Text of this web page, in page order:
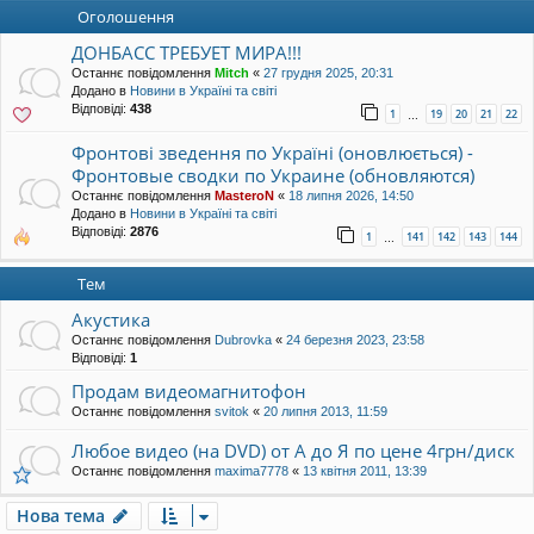
Оголошення
ДОНБАСС ТРЕБУЕТ МИРА!!!
Останнє повідомлення Mitch « 27 грудня 2025, 20:31
Додано в Новини в Україні та світі
Відповіді: 438 1 … 19 20 21 22
Фронтові зведення по Україні (оновлюється) -
Фронтовые сводки по Украине (обновляются)
Останнє повідомлення MasteroN « 18 липня 2026, 14:50
Додано в Новини в Україні та світі
Відповіді: 2876 1 … 141 142 143 144
Тем
Акустика
Останнє повідомлення Dubrovka « 24 березня 2023, 23:58
Відповіді: 1
Продам видеомагнитофон
Останнє повідомлення svitok « 20 липня 2013, 11:59
Любое видео (на DVD) от А до Я по цене 4грн/диск
Останнє повідомлення maxima7778 « 13 квітня 2011, 13:39
Нова тема